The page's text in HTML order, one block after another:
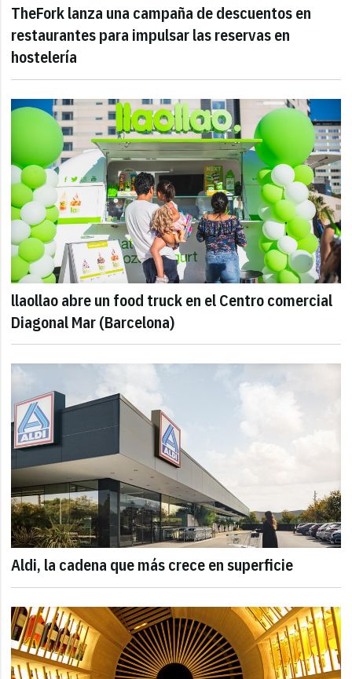
TheFork lanza una campaña de descuentos en
restaurantes para impulsar las reservas en
hostelería
llaollao abre un food truck en el Centro comercial
Diagonal Mar (Barcelona)
Aldi, la cadena que más crece en superficie